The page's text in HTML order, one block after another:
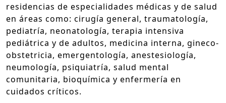
residencias de especialidades médicas y de salud
en áreas como: cirugía general, traumatología,
pediatría, neonatología, terapia intensiva
pediátrica y de adultos, medicina interna, gineco-
obstetricia, emergentología, anestesiología,
neumología, psiquiatría, salud mental
comunitaria, bioquímica y enfermería en
cuidados críticos.